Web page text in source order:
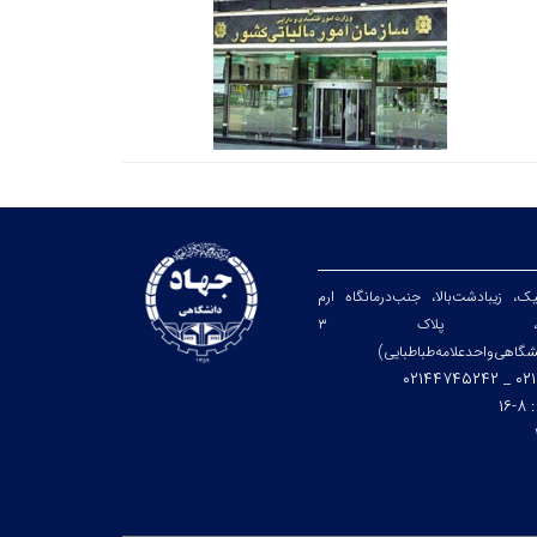
زیبا‌دشت‌بالا، جنب‌درمانگاه ارم
پلاک ۳
۸-۱۶